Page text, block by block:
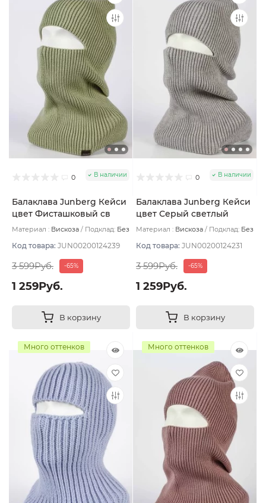
0 В наличии
Балаклава Junberg Кейси
цвет Фисташковый св
Материал : Вискоза Подклад: Без
Код товара: JUN00200124239
3 599Руб. -65%
1 259Руб.
В корзину
0 В наличии
Балаклава Junberg Кейси
цвет Серый светлый
Материал : Вискоза Подклад: Без
Код товара: JUN00200124231
3 599Руб. -65%
1 259Руб.
В корзину
Много оттенков Много оттенков